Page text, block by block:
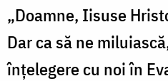
„Doamne, Iisuse
Dar ca să ne
înţelegere cu noi în